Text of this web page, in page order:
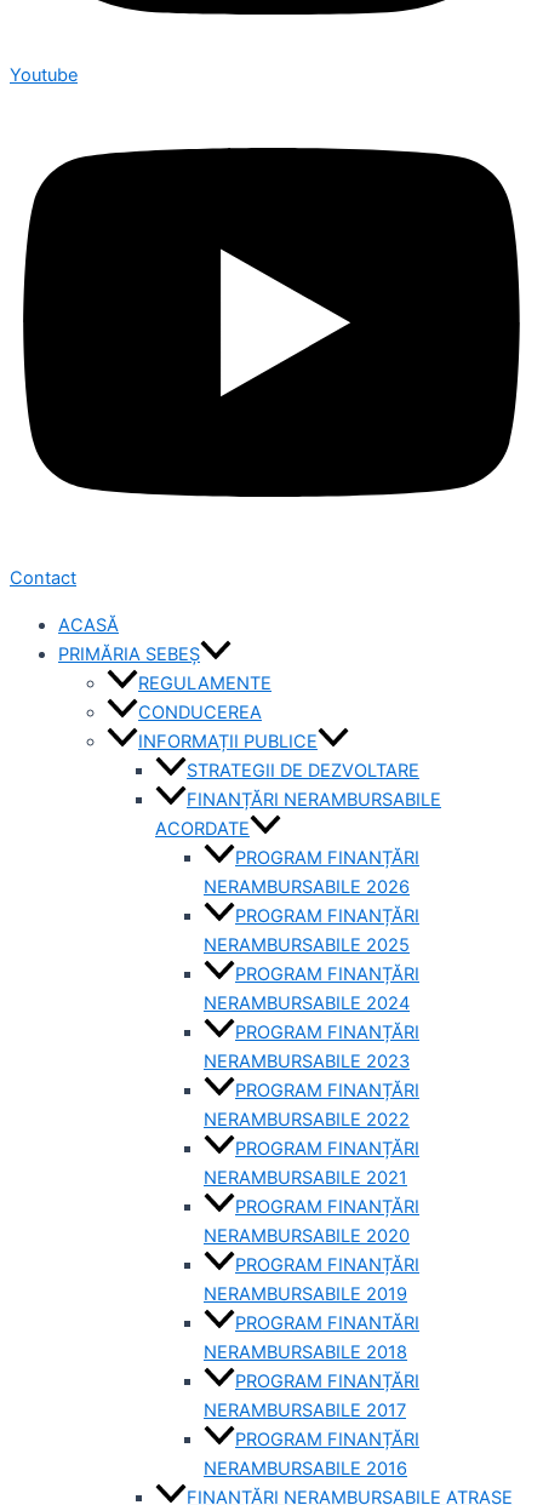
Youtube
Contact
ACASĂ
PRIMĂRIA SEBEȘ
REGULAMENTE
CONDUCEREA
INFORMAȚII PUBLICE
STRATEGII DE DEZVOLTARE
FINANȚĂRI NERAMBURSABILE
ACORDATE
PROGRAM FINANȚĂRI
NERAMBURSABILE 2026
PROGRAM FINANȚĂRI
NERAMBURSABILE 2025
PROGRAM FINANȚĂRI
NERAMBURSABILE 2024
PROGRAM FINANȚĂRI
NERAMBURSABILE 2023
PROGRAM FINANȚĂRI
NERAMBURSABILE 2022
PROGRAM FINANȚĂRI
NERAMBURSABILE 2021
PROGRAM FINANȚĂRI
NERAMBURSABILE 2020
PROGRAM FINANȚĂRI
NERAMBURSABILE 2019
PROGRAM FINANTĂRI
NERAMBURSABILE 2018
PROGRAM FINANȚĂRI
NERAMBURSABILE 2017
PROGRAM FINANȚĂRI
NERAMBURSABILE 2016
FINANȚĂRI NERAMBURSABILE ATRASE